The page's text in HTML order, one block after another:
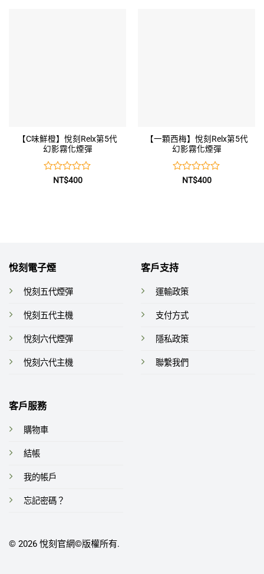
【C味鮮橙】悅刻Relx第5代
幻影霧化煙彈
NT$400
【一顆西梅】悅刻Relx第5代
幻影霧化煙彈
NT$400
悅刻電子煙
悅刻五代煙彈
悅刻五代主機
悅刻六代煙彈
悅刻六代主機
客戶支持
運輸政策
支付方式
隱私政策
聯繫我們
客戶服務
購物車
結帳
我的帳戶
忘記密碼？
© 2026 悅刻官網©️版權所有.